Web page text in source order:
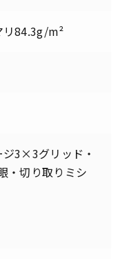
リ84.3g/m²
3×3グリッド・
・切り取りミシ